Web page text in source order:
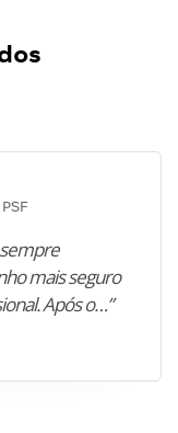
sempre
mais seguro
Após o…”